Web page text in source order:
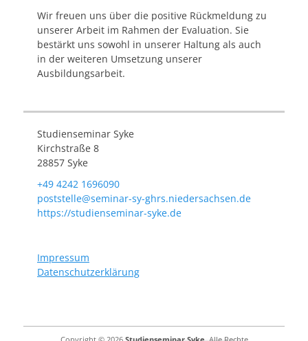
Wir freuen uns über die positive Rückmeldung zu
unserer Arbeit im Rahmen der Evaluation. Sie
bestärkt uns sowohl in unserer Haltung als auch
in der weiteren Umsetzung unserer
Ausbildungsarbeit.
Studienseminar Syke
Kirchstraße 8
28857 Syke
+49 4242 1696090
poststelle@seminar-sy-ghrs.niedersachsen.de
https://studienseminar-syke.de
Impressum
Datenschutzerklärung